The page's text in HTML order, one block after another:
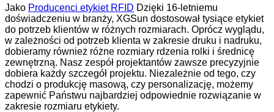
Jako Producenci etykiet RFID Dzięki 16-letniemu
doświadczeniu w branży, XGSun dostosował tysiące etykiet
do potrzeb klientów w różnych rozmiarach. Oprócz wyglądu,
w zależności od potrzeb klienta w zakresie druku i nadruku,
dobieramy również różne rozmiary rdzenia rolki i średnicę
zewnętrzną. Nasz zespół projektantów zawsze precyzyjnie
dobiera każdy szczegół projektu. Niezależnie od tego, czy
chodzi o produkcję masową, czy personalizację, możemy
zapewnić Państwu najbardziej odpowiednie rozwiązanie w
zakresie rozmiaru etykiety.